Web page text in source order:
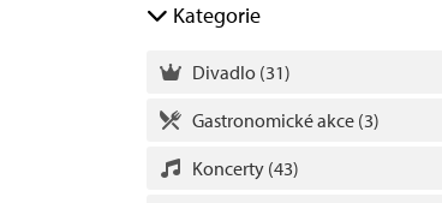
Kategorie
Divadlo (31)
Gastronomické akce (3)
Koncerty (43)